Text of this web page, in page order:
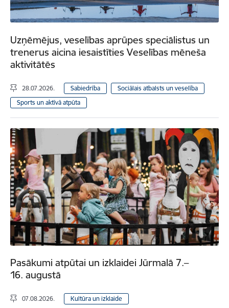
Uzņēmējus, veselības aprūpes speciālistus un
trenerus aicina iesaistīties Veselības mēneša
aktivitātēs
28.07.2026. Sabiedrība
Sociālais atbalsts un veselība
Sports un aktīvā atpūta
Pasākumi atpūtai un izklaidei Jūrmalā 7.–
16. augustā
07.08.2026. Kultūra un izklaide